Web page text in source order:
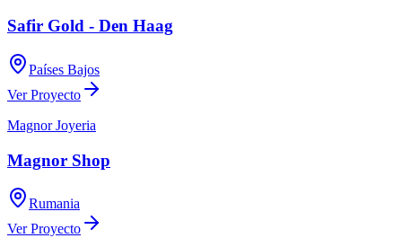
Safir Gold - Den Haag
Países Bajos
Ver Proyecto
Magnor Joyeria
Magnor Shop
Rumania
Ver Proyecto